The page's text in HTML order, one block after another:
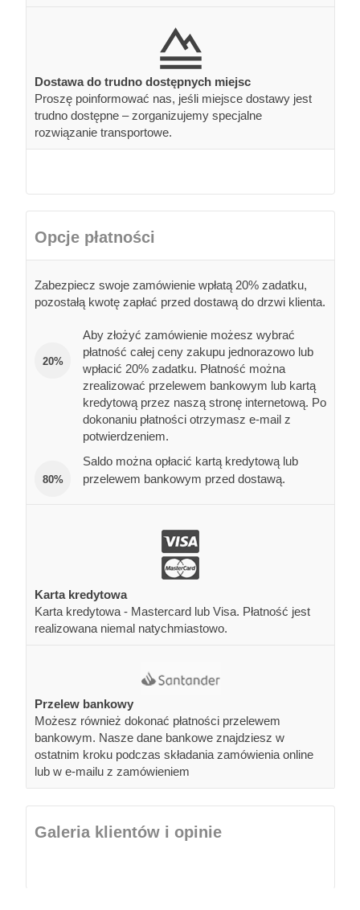
Dostawa do trudno dostępnych miejsc
Proszę poinformować nas, jeśli miejsce dostawy jest
trudno dostępne – zorganizujemy specjalne
rozwiązanie transportowe.
Opcje płatności
Zabezpiecz swoje zamówienie wpłatą 20% zadatku,
pozostałą kwotę zapłać przed dostawą do drzwi klienta.
20%
Aby złożyć zamówienie możesz wybrać
płatność całej ceny zakupu jednorazowo lub
wpłacić 20% zadatku. Płatność można
zrealizować przelewem bankowym lub kartą
kredytową przez naszą stronę internetową. Po
dokonaniu płatności otrzymasz e-mail z
potwierdzeniem.
80%
Saldo można opłacić kartą kredytową lub
przelewem bankowym przed dostawą.
Karta kredytowa
Karta kredytowa - Mastercard lub Visa. Płatność jest
realizowana niemal natychmiastowo.
Przelew bankowy
Możesz również dokonać płatności przelewem
bankowym. Nasze dane bankowe znajdziesz w
ostatnim kroku podczas składania zamówienia online
lub w e-mailu z zamówieniem
Galeria klientów i opinie